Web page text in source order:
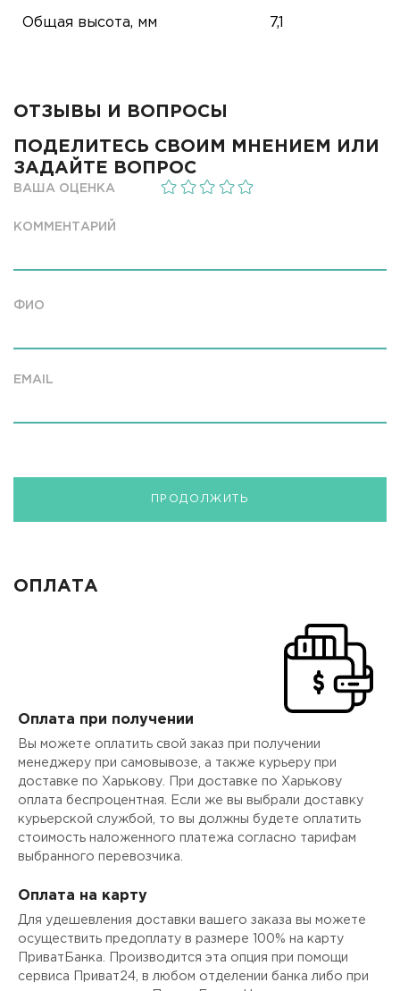
Общая высота, мм 7,1
ОТЗЫВЫ И ВОПРОСЫ
ПОДЕЛИТЕСЬ СВОИМ МНЕНИЕМ ИЛИ
ЗАДАЙТЕ ВОПРОС
ВАША ОЦЕНКА
КОММЕНТАРИЙ
ФИО
EMAIL
ПРОДОЛЖИТЬ
ОПЛАТА
Оплата при получении
Вы можете оплатить свой заказ при получении
менеджеру при самовывозе, а также курьеру при
доставке по Харькову. При доставке по Харькову
оплата беспроцентная. Если же вы выбрали доставку
курьерской службой, то вы должны будете оплатить
стоимость наложенного платежа согласно тарифам
выбранного перевозчика.
Оплата на карту
Для удешевления доставки вашего заказа вы можете
осуществить предоплату в размере 100% на карту
ПриватБанка. Производится эта опция при помощи
сервиса Приват24, в любом отделении банка либо при